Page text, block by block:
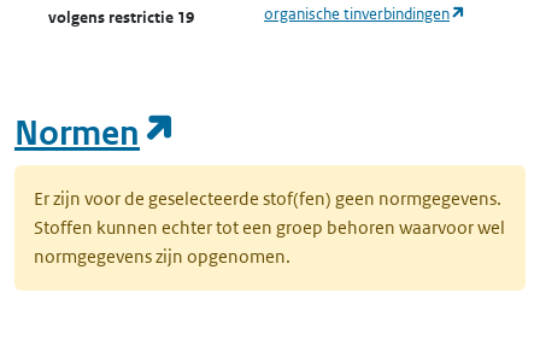
volgens restrictie 19
organische tinverbindingen
Normen
Er zijn voor de geselecteerde stof(fen) geen normgegevens.
Stoffen kunnen echter tot een groep behoren waarvoor wel
normgegevens zijn opgenomen.